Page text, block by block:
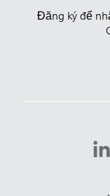
Đăng ký để